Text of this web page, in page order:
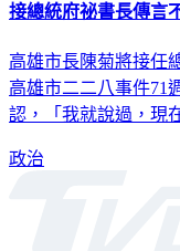
接總統府祕書長傳
高雄市長陳菊將接任
高雄市二二八事件71
認，「我就說過，現
政治